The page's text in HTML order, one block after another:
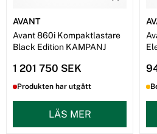
AVANT
Avant 860i Kompaktlastare
Black Edition KAMPANJ
1 201 750 SEK
Produkten har utgått
LÄS MER